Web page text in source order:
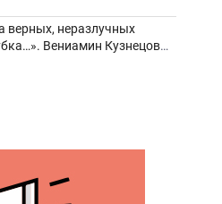
верных, неразлучных
Вениамин Кузнецов